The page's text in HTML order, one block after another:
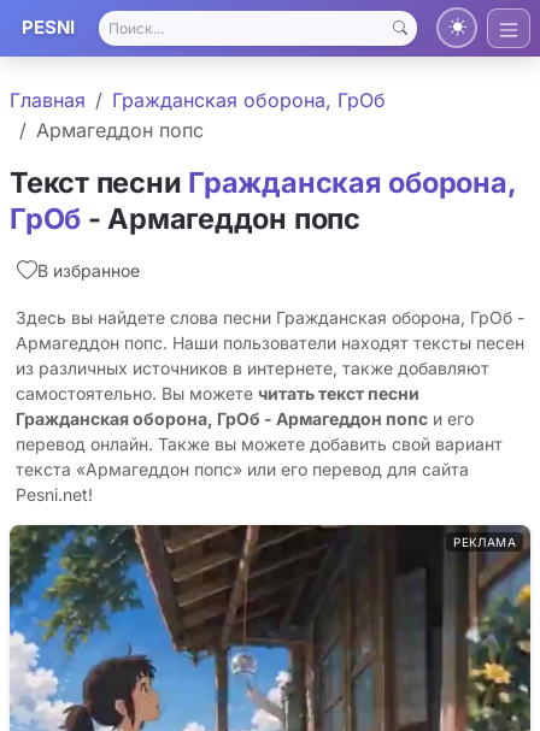
PESNI
Главная
Гражданская оборона, ГрОб
Армагеддон попс
Текст песни Гражданская оборона,
ГрОб - Армагеддон попс
В избранное
Здесь вы найдете слова песни Гражданская оборона, ГрОб -
Армагеддон попс. Наши пользователи находят тексты песен
из различных источников в интернете, также добавляют
самостоятельно. Вы можете читать текст песни
Гражданская оборона, ГрОб - Армагеддон попс и его
перевод онлайн. Также вы можете добавить свой вариант
текста «Армагеддон попс» или его перевод для сайта
Pesni.net!
РЕКЛАМА